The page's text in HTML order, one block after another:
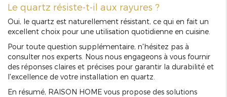
Le quartz résiste-t-il aux rayures ?
Oui, le quartz est naturellement résistant, ce qui en fait un
excellent choix pour une utilisation quotidienne en cuisine.
Pour toute question supplémentaire, n'hésitez pas à
consulter nos experts. Nous nous engageons à vous fournir
des réponses claires et précises pour garantir la durabilité et
l'excellence de votre installation en quartz.
En résumé, RAISON HOME vous propose des solutions